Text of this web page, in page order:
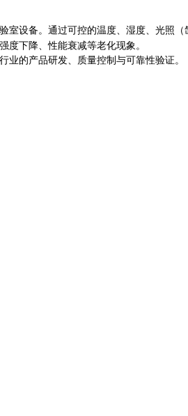
室设备。通过可控的温度、湿度、光照（
度下降、性能衰减等老化现象。
的产品研发、质量控制与可靠性验证。